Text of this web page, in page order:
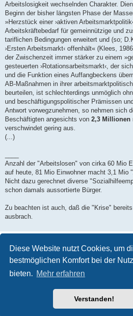
Diese Website nutzt Cookies, um
bestmöglichen Komfort bei der
bieten. Mehr erfahren
Verstanden!
Arbeitslosigkeit wechselnden Charakter.
Beginn der bisher längsten Phase der
»Herzstück einer ›aktiven
Arbeitskräftebedarf für gemeinnützige und
tariflichen Bedingungen erweitert und (so;
›Ersten Arbeitsmarkt‹ offenhält« (Klees,
der Zwischenzeit immer stärker zu einem
gesteuerten ›Rotationsarbeitsmarkt‹, der
und die Funktion eines Auffangbeckens
AB-Maßnahmen in ihrer
beurteilen, ist schlechterdings unmöglich
und beschäftigungspolitischer Prämissen
Antwort vorwegzunehmen, so nehmen sich
Beschäftigten angesichts von 2,3 Millionen
verschwindet gering aus.
(...)
Anzahl der "Arbeitslosen" von cirka 60 Mio
auf heute, 81 Mio Einwohner macht 3,1 Mio
Nicht dazu gerechnet diverse
schon damals aussortierte Bürger.
Zu beachten ist auch, daß die "Krise"
ausbrach.
1 Beitrag • Seite 1
Powered byphpBB® Forum